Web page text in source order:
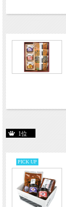
1位
PICK UP